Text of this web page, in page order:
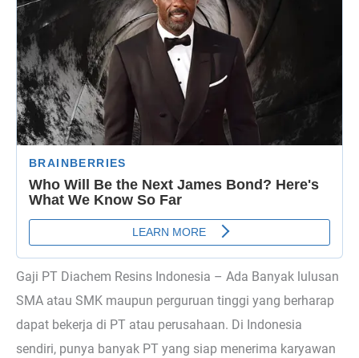
Gaji PT Diachem Resins Indonesia – Ada Banyak lulusan
SMA atau SMK maupun perguruan tinggi yang berharap
dapat bekerja di PT atau perusahaan. Di Indonesia
sendiri, punya banyak PT yang siap menerima karyawan